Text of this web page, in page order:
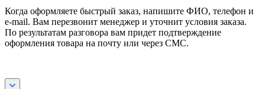
Когда оформляете быстрый заказ, напишите ФИО, телефон и
e-mail. Вам перезвонит менеджер и уточнит условия заказа.
По результатам разговора вам придет подтверждение
оформления товара на почту или через СМС.